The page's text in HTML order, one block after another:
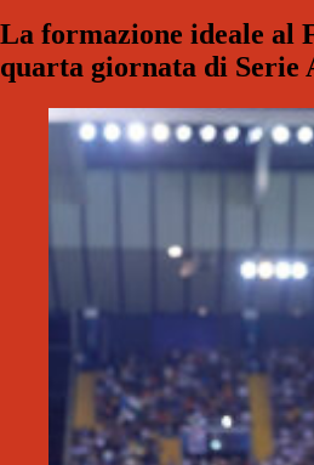
La formazione ideale al
quarta giornata di Serie